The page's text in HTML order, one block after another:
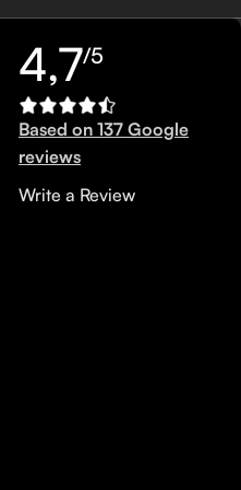
4,7/5
Based on 137 Google
reviews
Write a Review